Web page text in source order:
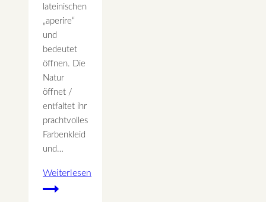
lateinischen
„aperire“
und
bedeutet
öffnen. Die
Natur
öffnet /
entfaltet ihr
prachtvolles
Farbenkleid
und…
Weiterlesen
April